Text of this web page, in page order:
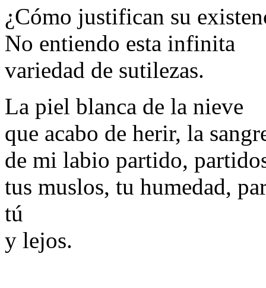
¿Cómo justifican su
No entiendo esta infinita
variedad de sutilezas.
La piel blanca de la nieve
que acabo de herir, la
de mi labio partido,
tus muslos, tu humedad,
tú
y lejos.